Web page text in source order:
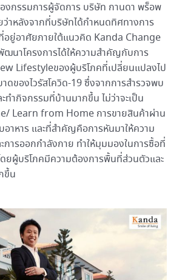
กรรมการผู้จัดการ บริษัท กานดา พร็อพ
ว่าหลังจากที่บริษัทได้กำหนดทิศทางการ
ยู่อาศัยภายใต้แนวคิด Kanda Change
ฒนาโครงการได้ให้ความสำคัญกับการ
Lifestyleของผู้บริโภคที่เปลี่ยนแปลงไป
ดของไวรัสโควิด-19 ซึ่งจากการสำรวจพบ
ทำกิจกรรมที่บ้านมากขึ้น ไม่ว่าจะเป็น
Learn from Home การขายสินค้าผ่าน
าหาร และที่สำคัญคือการหันมาให้ความ
ารออกกำลังกาย ทำให้มุมมองในการซื้อที่
ยผู้บริโภคมีความต้องการพื้นที่ส่วนตัวและ
ขึ้น